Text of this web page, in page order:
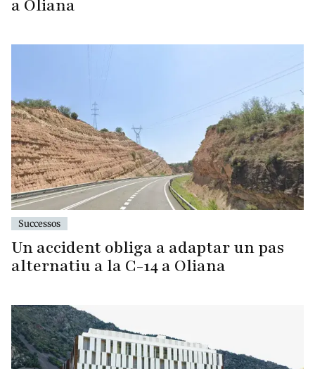
a Oliana
Successos
Un accident obliga a adaptar un pas
alternatiu a la C-14 a Oliana